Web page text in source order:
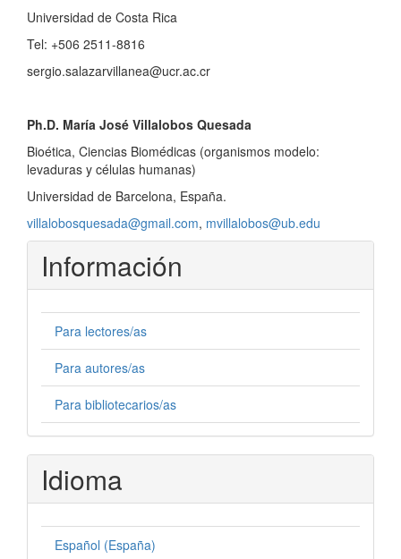
Universidad de Costa Rica
Tel: +506 2511-8816
sergio.salazarvillanea@ucr.ac.cr
Ph.D. María José Villalobos Quesada
Bioética, Ciencias Biomédicas (organismos modelo:
levaduras y células humanas)
Universidad de Barcelona, España.
villalobosquesada@gmail.com, mvillalobos@ub.edu
Información
Para lectores/as
Para autores/as
Para bibliotecarios/as
Idioma
Español (España)